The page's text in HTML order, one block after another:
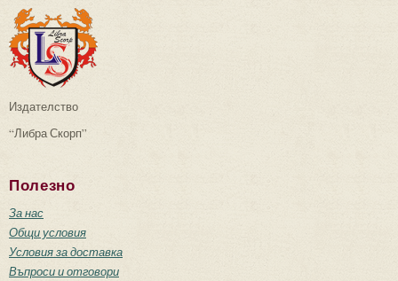
Издателство
“Либра Скорп”
Полезно
За нас
Общи условия
Условия за доставка
Въпроси и отговори